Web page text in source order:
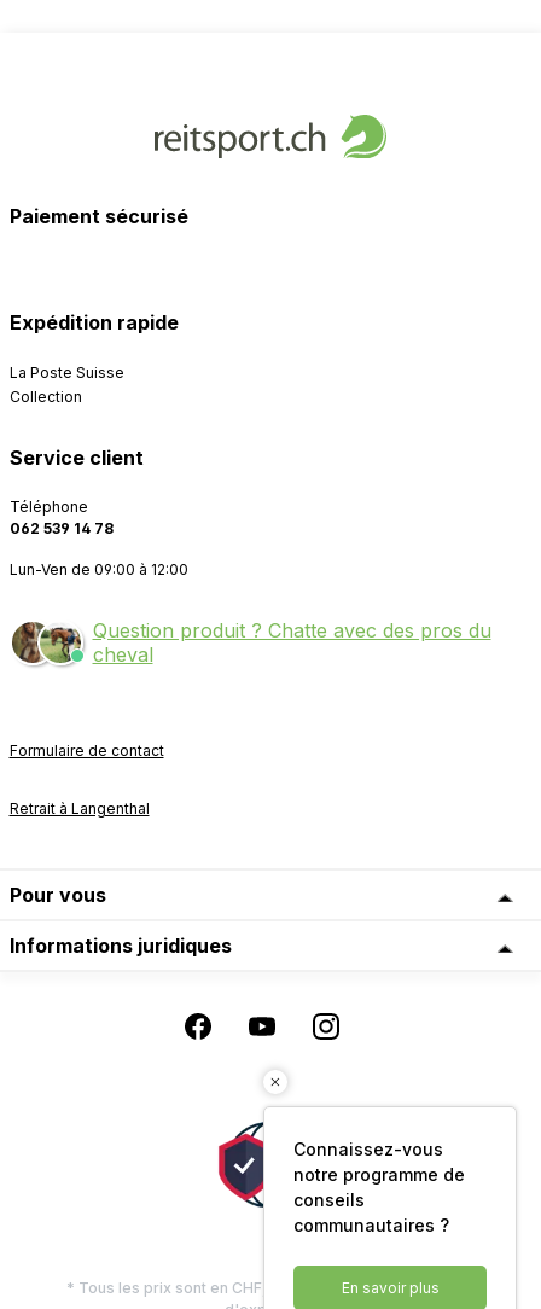
Paiement sécurisé
Expédition rapide
La Poste Suisse
Collection
Service client
Téléphone
062 539 14 78
Lun-Ven de 09:00 à 12:00
Question produit ? Chatte avec des pros du
cheval
Formulaire de contact
Retrait à Langenthal
Pour vous
Informations juridiques
* Tous les prix sont en CHF, TVA comprise, plus les frais
Connaissez-vous
notre programme de
conseils
communautaires ?
En savoir plus